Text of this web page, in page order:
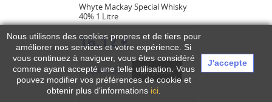
Whyte Mackay Special Whisky
40% 1 Litre
16,12 €
VOIR PLUS Ajouter
Nous utilisons des cookies propres et de tiers pour
améliorer nos services et votre expérience. Si
vous continuez à naviguer, vous êtes considéré
comme ayant accepté une telle utilisation. Vous
pouvez modifier vos préférences de cookie et
obtenir plus d'informations ici.
J'accepte